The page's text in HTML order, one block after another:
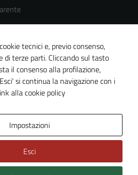
del sito
tecnici e, previo consenso,
di terze parti. Cliccando sul tasto
il consenso alla profilazione,
si continua la navigazione con i
alla cookie policy
Impostazioni
Esci